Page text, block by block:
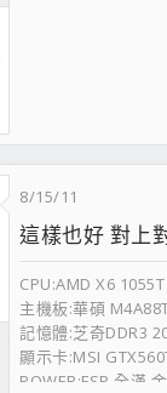
8/15/11
這樣也好 對上
CPU:AMD X6
主機板:華碩
記憶體:芝奇DDR3
顯示卡:MSI
POWER:FSP 全漢